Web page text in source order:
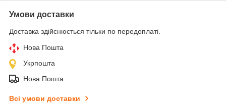
Умови доставки
Доставка здійснюється тільки по передоплаті.
Нова Пошта
Укрпошта
Нова Пошта
Всі умови доставки